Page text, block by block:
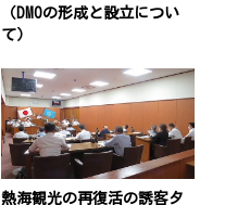
（DMOの形成と設立につい
て）
熱海観光の再復活の誘客タ